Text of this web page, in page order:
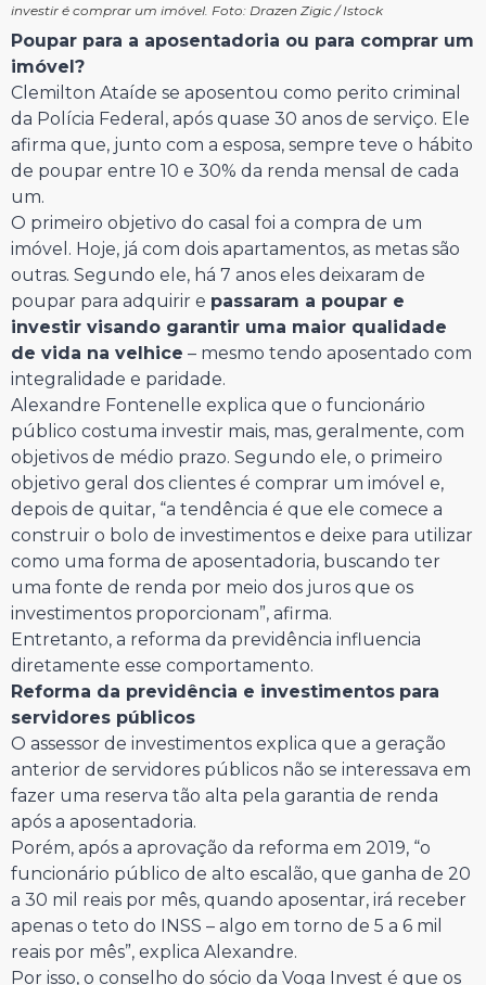
investir é comprar um imóvel. Foto: Drazen Zigic / Istock
Poupar para a aposentadoria ou para comprar um
imóvel?
Clemilton Ataíde se aposentou como perito criminal
da Polícia Federal, após quase 30 anos de serviço. Ele
afirma que, junto com a esposa, sempre teve o hábito
de poupar entre 10 e 30% da renda mensal de cada
um.
O primeiro objetivo do casal foi a compra de um
imóvel. Hoje, já com dois apartamentos, as metas são
outras. Segundo ele, há 7 anos eles deixaram de
poupar para adquirir e passaram a poupar e
investir visando garantir uma maior qualidade
de vida na velhice – mesmo tendo aposentado com
integralidade e paridade.
Alexandre Fontenelle explica que o funcionário
público costuma investir mais, mas, geralmente, com
objetivos de médio prazo. Segundo ele, o primeiro
objetivo geral dos clientes é comprar um imóvel e,
depois de quitar, “a tendência é que ele comece a
construir o bolo de investimentos e deixe para utilizar
como uma forma de aposentadoria, buscando ter
uma fonte de renda por meio dos juros que os
investimentos proporcionam”, afirma.
Entretanto, a reforma da previdência influencia
diretamente esse comportamento.
Reforma da previdência e investimentos para
servidores públicos
O assessor de investimentos explica que a geração
anterior de servidores públicos não se interessava em
fazer uma reserva tão alta pela garantia de renda
após a aposentadoria.
Porém, após a aprovação da reforma em 2019, “o
funcionário público de alto escalão, que ganha de 20
a 30 mil reais por mês, quando aposentar, irá receber
apenas o teto do INSS – algo em torno de 5 a 6 mil
reais por mês”, explica Alexandre.
Por isso, o conselho do sócio da Voga Invest é que os